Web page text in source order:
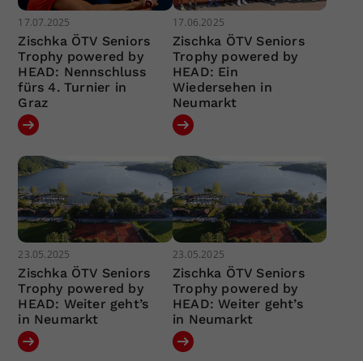
17.07.2025
Zischka ÖTV Seniors
Trophy powered by
HEAD: Nennschluss
fürs 4. Turnier in
Graz
17.06.2025
Zischka ÖTV Seniors
Trophy powered by
HEAD: Ein
Wiedersehen in
Neumarkt
23.05.2025
Zischka ÖTV Seniors
Trophy powered by
HEAD: Weiter geht’s
in Neumarkt
23.05.2025
Zischka ÖTV Seniors
Trophy powered by
HEAD: Weiter geht’s
in Neumarkt